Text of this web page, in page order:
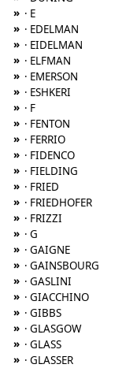
» · E
» · EDELMAN
» · EIDELMAN
» · ELFMAN
» · EMERSON
» · ESHKERI
» · F
» · FENTON
» · FERRIO
» · FIDENCO
» · FIELDING
» · FRIED
» · FRIEDHOFER
» · FRIZZI
» · G
» · GAIGNE
» · GAINSBOURG
» · GASLINI
» · GIACCHINO
» · GIBBS
» · GLASGOW
» · GLASS
» · GLASSER